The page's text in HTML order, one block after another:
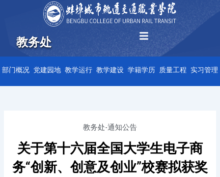
教务处
部门概况 党建园地 教学运行 教学建设 学籍学历 质量工程 实习管理
教务处-通知公告
关于第十六届全国大学生电子商
务“创新、创意及创业”校赛拟获奖